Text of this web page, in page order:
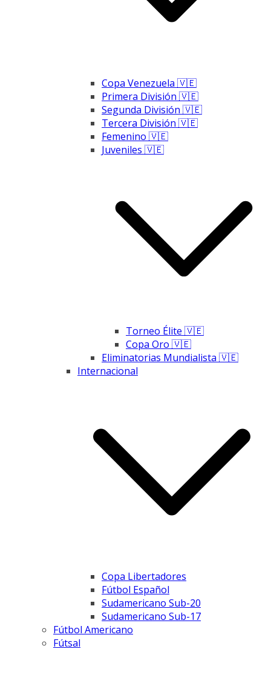
Copa Venezuela 🇻🇪
Primera División 🇻🇪
Segunda División 🇻🇪
Tercera División 🇻🇪
Femenino 🇻🇪
Juveniles 🇻🇪
Torneo Élite 🇻🇪
Copa Oro 🇻🇪
Eliminatorias Mundialista 🇻🇪
Internacional
Copa Libertadores
Fútbol Español
Sudamericano Sub-20
Sudamericano Sub-17
Fútbol Americano
Fútsal